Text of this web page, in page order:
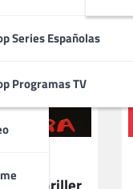
Series Españolas
Programas TV